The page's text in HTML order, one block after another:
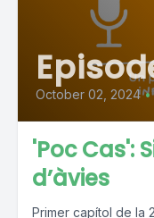
October 02, 2024 •
'Poc Cas':
d’àvies
Primer capítol de la